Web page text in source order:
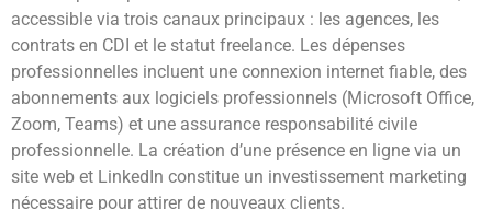
accessible via trois canaux principaux : les agences, les
contrats en CDI et le statut freelance. Les dépenses
professionnelles incluent une connexion internet fiable, des
abonnements aux logiciels professionnels (Microsoft Office,
Zoom, Teams) et une assurance responsabilité civile
professionnelle. La création d’une présence en ligne via un
site web et LinkedIn constitue un investissement marketing
nécessaire pour attirer de nouveaux clients.